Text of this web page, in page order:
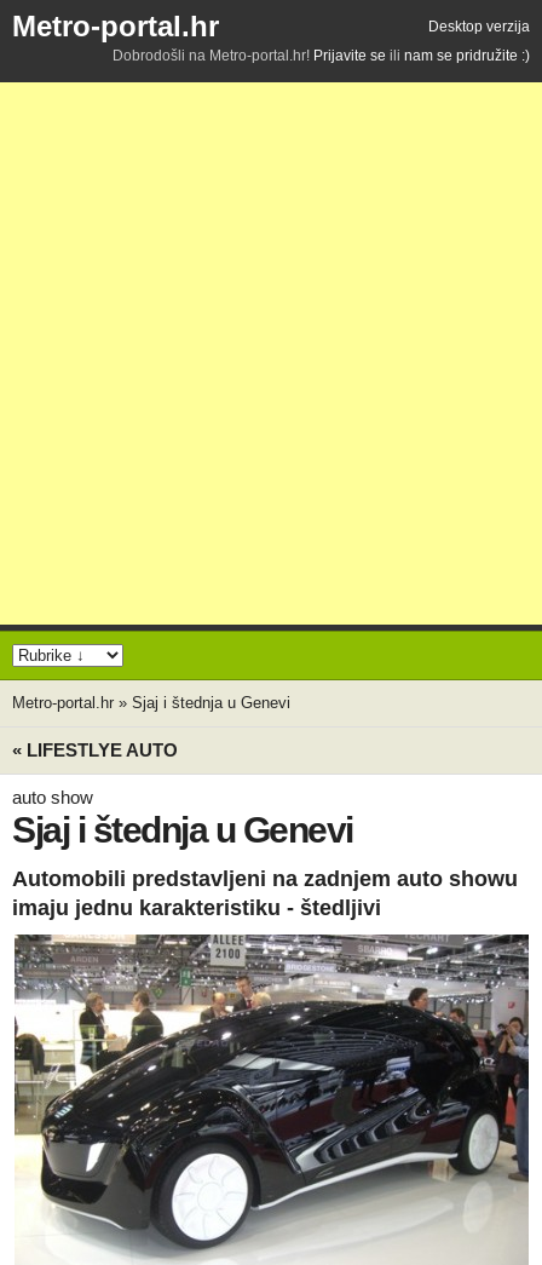
Metro-portal.hr
Desktop verzija
Dobrodošli na Metro-portal.hr! Prijavite se ili nam se pridružite :)
Metro-portal.hr » Sjaj i štednja u Genevi
« LIFESTLYE AUTO
auto show
Sjaj i štednja u Genevi
Automobili predstavljeni na zadnjem auto showu
imaju jednu karakteristiku - štedljivi